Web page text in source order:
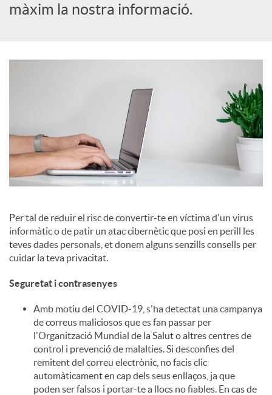
a
d
r
d
e
c
o
màxim la nostra informació.
Per tal de reduir el risc de convertir-te en víctima d'un virus
informàtic o de patir un atac cibernètic que posi en perill les
teves dades personals, et donem alguns senzills consells per
cuidar la teva privacitat.
Seguretat i contrasenyes
Amb motiu del COVID-19, s'ha detectat una campanya
de correus maliciosos que es fan passar per
l'Organització Mundial de la Salut o altres centres de
control i prevenció de malalties. Si desconfies del
remitent del correu electrònic, no facis clic
automàticament en cap dels seus enllaços, ja que
poden ser falsos i portar-te a llocs no fiables. En cas de